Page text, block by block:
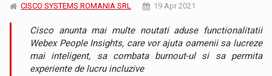
CISCO SYSTEMS ROMANIA SRL 19 Apr 2021
Cisco anunta mai multe noutati aduse functionalitatii
Webex People Insights, care vor ajuta oamenii sa lucreze
mai inteligent, sa combata burnout-ul si sa permita
experiente de lucru incluzive